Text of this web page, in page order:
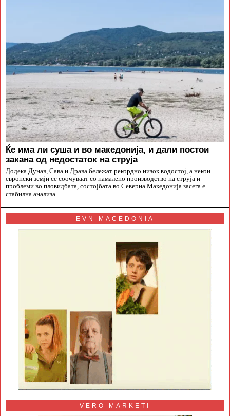
Ќе има ли суша и во македонија, и дали постои
закана од недостаток на струја
Додека Дунав, Сава и Драва бележат рекордно низок водостој, а некои
европски земји се соочуваат со намалено производство на струја и
проблеми во пловидбата, состојбата во Северна Македонија засега е
стабилна анализа
EVN MACEDONIA
VERO MARKETI